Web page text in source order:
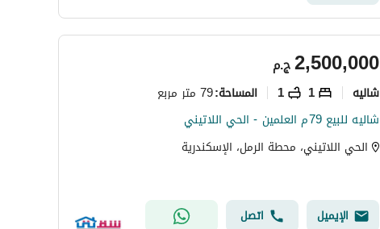
ج.م2,500,000
شاليه 1
1 المساحة:79 متر مربع
شاليه للبيع 79م العلمين - الحي اللاتيني
الحي اللاتيني، محطة الرمل، الإسكندرية
الإيميل اتصل